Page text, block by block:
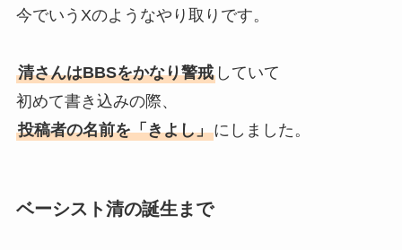
今でいうXのようなやり取りです。
清さんはBBSをかなり警戒していて
初めて書き込みの際、
投稿者の名前を「きよし」にしました。
ベーシスト清の誕生まで